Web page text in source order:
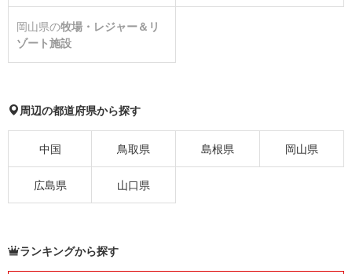
岡山県の牧場・レジャー＆リ
ゾート施設
周辺の都道府県から探す
中国 鳥取県 島根県 岡山県
広島県 山口県
ランキングから探す